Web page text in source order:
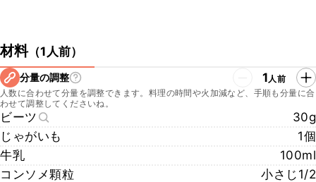
材料（1人前）
分量の調整 1人前
人数に合わせて分量を調整できます。料理の時間や火加減など、手順も分量に合
わせて調整してくださいね。
ビーツ
30g
じゃがいも
1個
牛乳
100ml
コンソメ顆粒
小さじ1/2